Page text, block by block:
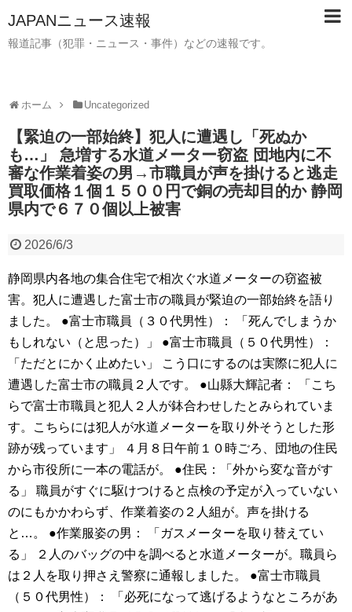
JAPANニュース速報
報道記事（犯罪・ニュース・事件）などの速報です。
ホーム Uncategorized
【緊迫の一部始終】犯人に遭遇し「死ぬか
も…」 急増する水道メーター窃盗 団地内に不
審な作業着姿の男→市職員が声を掛けると逃走
買取価格１個１５００円で銅の売却目的か 静岡
県内で６７０個以上被害
2026/6/3
静岡県内各地の集合住宅で相次ぐ水道メーターの窃盗被
害。犯人に遭遇した富士市の職員が緊迫の一部始終を語り
ました。 ●富士市職員（３０代男性）： 「死んでしまうか
もしれない（と思った）」 ●富士市職員（５０代男性）：
「ただとにかく止めたい」 こう口にするのは実際に犯人に
遭遇した富士市の職員２人です。 ●山縣大輝記者： 「こち
らで富士市職員と犯人２人が鉢合わせしたとみられていま
す。こちらには犯人が水道メーターを取り外そうとした形
跡が残っています」 ４月８日午前１０時ごろ、団地の住民
から市役所に一本の電話が。 ●住民：「外から変な音がす
る」 職員がすぐに駆けつけると点検の予定が入っていない
のにもかかわらず、作業着姿の２人組が。声を掛ける
と…。 ●作業服姿の男： 「ガスメーターを取り替えてい
る」 ２人のバッグの中を調べると水道メーターが。職員ら
は２人を取り押さえ警察に通報しました。 ●富士市職員
（５０代男性）： 「必死になって逃げるようなところがあ